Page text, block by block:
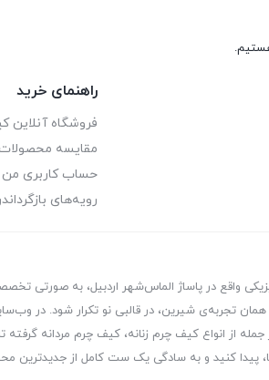
راهنمای خرید
فروشگاه آنلاین
مقایسه محصولات
حساب کاربری من
رویه‌های
واقع در پاساژ الماس‌شهر اردبیل، به صورتی
تجربه‌ی شیرین، در قالبی نو تکرار شود. در
از انواع کیف چرم زنانه، کیف چرم مردانه گرفته
پیدا کنید و به سادگی یک ست کامل از جدیدترین‌